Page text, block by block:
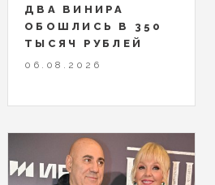
ДВА ВИНИРА
ОБОШЛИСЬ В 350
ТЫСЯЧ РУБЛЕЙ
06.08.2026